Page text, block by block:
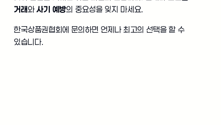
거래와 사기 예방의 중요성을 잊지 마세요.
한국상품권협회에 문의하면 언제나 최고의 선택을 할 수
있습니다.